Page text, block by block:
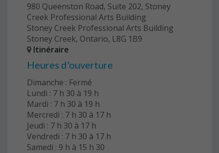
980 Queenston Road, Suite 202, Stoney
Creek Professional Arts Building
Stoney Creek Professional Arts Building
Stoney Creek, Ontario, L8G 1B9
Itinéraire
Heures d'ouverture
Dimanche : Fermé
Lundi : 7 h 30 à 19 h
Mardi : 7 h 30 à 19 h
Mercredi : 7 h 30 à 17 h
Jeudi : 7 h 30 à 17 h
Vendredi : 7 h 30 à 17 h
Samedi : 9 h à 15 h 30